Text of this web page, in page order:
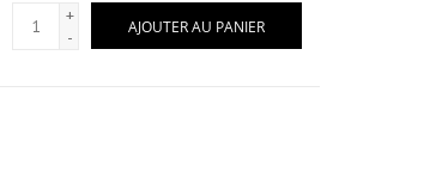
+
-
AJOUTER AU PANIER